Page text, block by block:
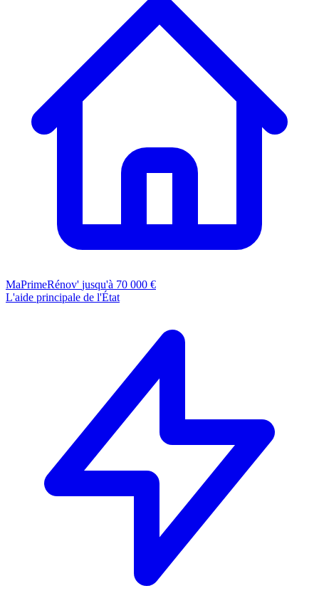
MaPrimeRénov' jusqu'à 70 000 €
L'aide principale de l'État